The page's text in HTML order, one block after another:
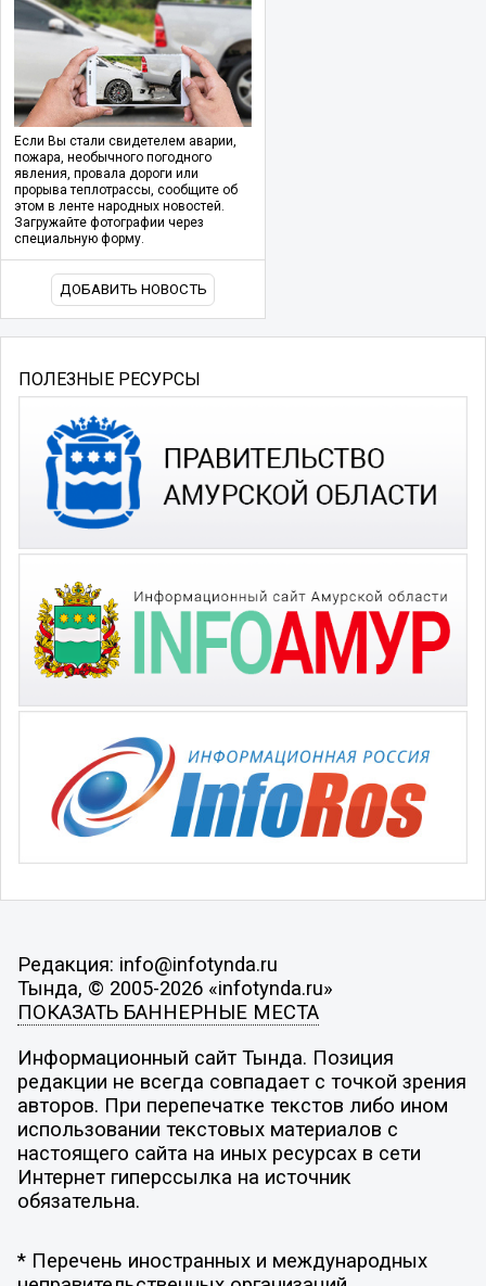
Если Вы стали свидетелем аварии,
пожара, необычного погодного
явления, провала дороги или
прорыва теплотрассы, сообщите об
этом в ленте народных новостей.
Загружайте фотографии через
специальную форму.
ДОБАВИТЬ НОВОСТЬ
ПОЛЕЗНЫЕ РЕСУРСЫ
Редакция: info@infotynda.ru
Тында, © 2005-2026 «infotynda.ru»
ПОКАЗАТЬ БАННЕРНЫЕ МЕСТА
Информационный сайт Тында. Позиция
редакции не всегда совпадает с точкой зрения
авторов. При перепечатке текстов либо ином
использовании текстовых материалов с
настоящего сайта на иных ресурсах в сети
Интернет гиперссылка на источник
обязательна.
* Перечень иностранных и международных